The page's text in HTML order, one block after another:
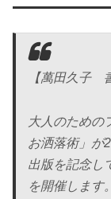
【萬田久子
大人のため
お洒落術」が
出版を記念し
を開催します。